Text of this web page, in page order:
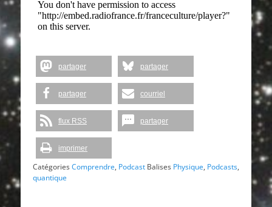
partager partager
partager courriel
flux RSS partager
imprimer
CatégoriesComprendre, Podcast Balises Physique, Podcasts,
quantique